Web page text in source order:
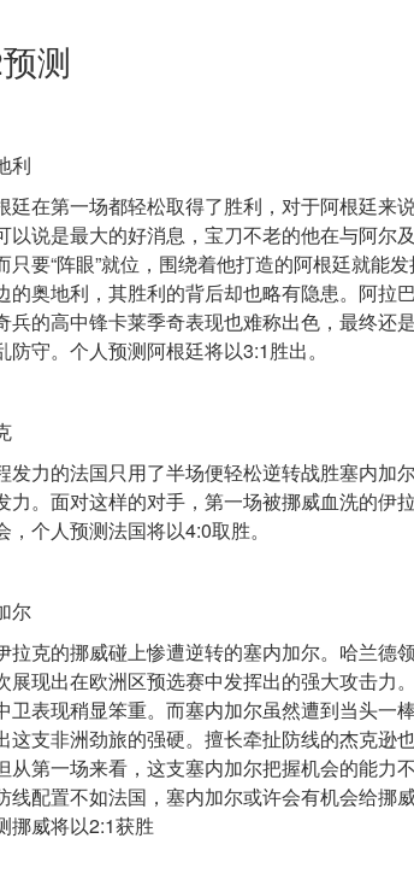
测
利
廷在第一场都轻松取得了胜利，对于阿根廷来
以说是最大的好消息，宝刀不老的他在与阿尔
只要“阵眼”就位，围绕着他打造的阿根廷就能
的奥地利，其胜利的背后却也略有隐患。阿拉
兵的高中锋卡莱季奇表现也难称出色，最终还
防守。个人预测阿根廷将以3:1胜出。
发力的法国只用了半场便轻松逆转战胜塞内加
力。面对这样的对手，第一场被挪威血洗的伊
，个人预测法国将以4:0取胜。
尔
拉克的挪威碰上惨遭逆转的塞内加尔。哈兰德
展现出在欧洲区预选赛中发挥出的强大攻击力
卫表现稍显笨重。而塞内加尔虽然遭到当头一
这支非洲劲旅的强硬。擅长牵扯防线的杰克逊
从第一场来看，这支塞内加尔把握机会的能力
线配置不如法国，塞内加尔或许会有机会给挪
挪威将以2:1获胜